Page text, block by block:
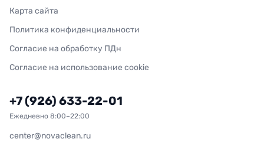
Карта сайта
Политика конфиденциальности
Согласие на обработку ПДн
Согласие на использование cookie
+7 (926) 633-22-01
Ежедневно 8:00–22:00
center@novaclean.ru